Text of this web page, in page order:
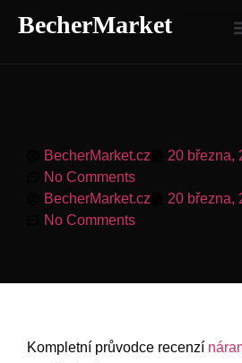
BecherMarket
BecherMarket.cz 20 března,
No Comments
BecherMarket.cz
20 března,
No Comments
Kompletní průvodce recenzí